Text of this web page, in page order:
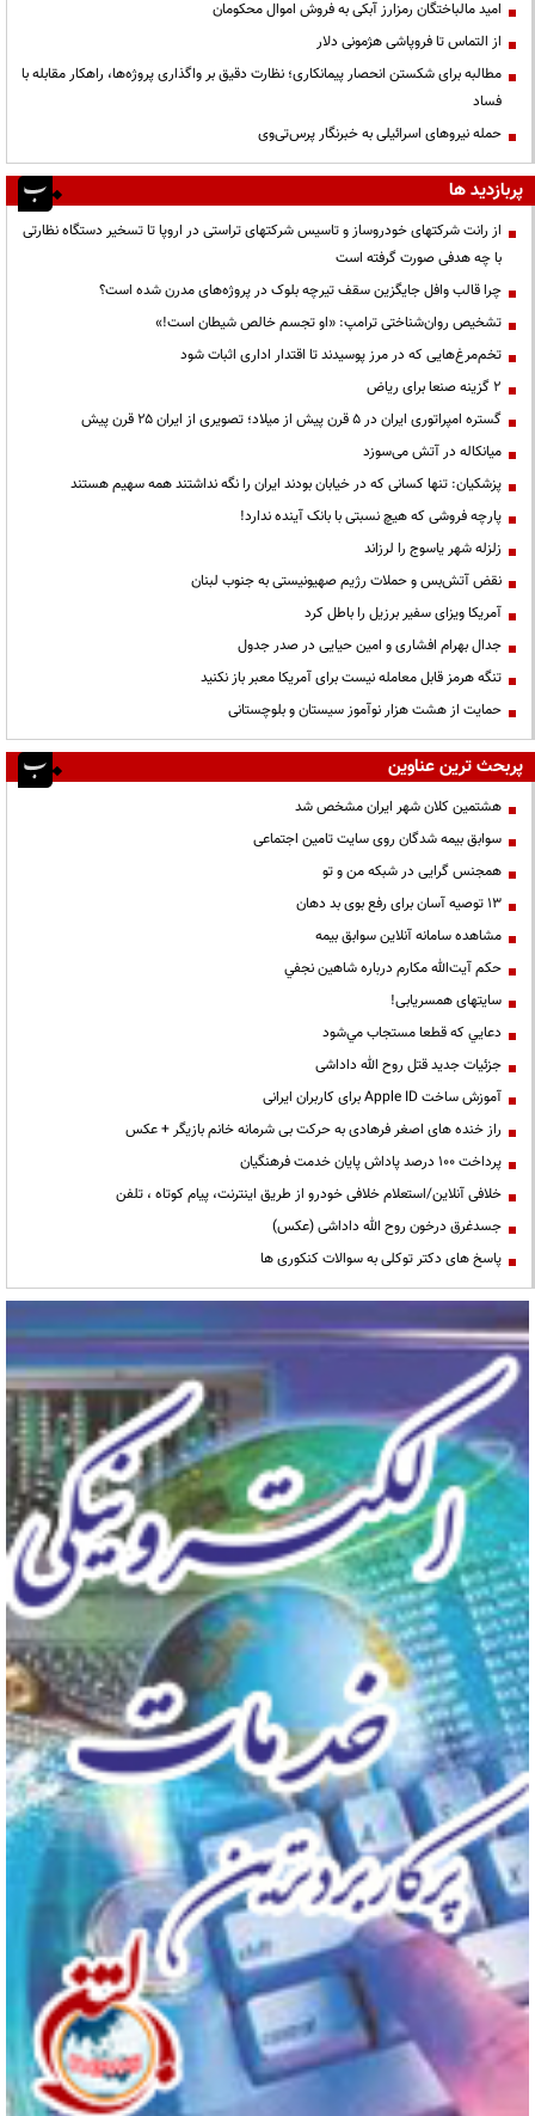
امید مالباختگان رمزارز آبکی به فروش اموال محکومان
از التماس تا فروپاشی هژمونی دلار
مطالبه برای شکستن انحصار پیمانکاری؛ نظارت دقیق بر واگذاری پروژه‌ها، راهکار مقابله با
فساد
حمله نیروهای اسرائیلی به خبرنگار پرس‌تی‌وی
پربازدید ها
از رانت‌ شرکتهای خودروساز و تاسیس شرکتهای تراستی در اروپا تا تسخیر دستگاه نظارتی
با چه هدفی صورت گرفته است
چرا قالب وافل جایگزین سقف تیرچه بلوک در پروژه‌های مدرن شده است؟
تشخیص روان‌شناختی ترامپ: «او تجسم خالص شیطان است!»
تخم‌مرغ‌هایی که در مرز پوسیدند تا اقتدار اداری اثبات شود
۲ گزینه صنعا برای ریاض
گستره امپراتوری ایران در ۵ قرن پیش از میلاد؛ تصویری از ایران ۲۵ قرن پیش
میانکاله در آتش می‌سوزد
پزشکیان: تنها کسانی که در خیابان بودند ایران را نگه نداشتند همه سهیم هستند
پارچه فروشی که هیچ نسبتی با بانک آینده ندارد!
زلزله شهر یاسوج را لرزاند
نقض آتش‌بس و حملات رژیم صهیونیستی به جنوب لبنان
آمریکا ویزای سفیر برزیل را باطل کرد
جدال بهرام افشاری و امین حیایی در صدر جدول
تنگه هرمز قابل معامله نیست برای آمریکا معبر باز نکنید
حمایت از هشت هزار نوآموز سیستان و بلوچستانی
پربحث ترین عناوین
هشتمین کلان شهر ایران مشخص شد
سوابق بیمه شدگان روی سایت تامین اجتماعی
همجنس گرایی در شبکه من و تو
13 توصیه آسان برای رفع بوی بد دهان
مشاهده سامانه آنلاين سوابق بیمه
حكم آيت‌الله مكارم درباره شاهين نجفي
سایتهای همسریابی!
دعايي كه قطعا مستجاب مي‌شود
جزئیات جدید قتل روح الله داداشی
آموزش ساخت Apple ID برای کاربران ایرانی
راز خنده های اصغر فرهادی به حرکت بی شرمانه خانم بازیگر + عکس
پرداخت ۱۰۰ درصد پاداش پایان خدمت فرهنگیان
خلافی آنلاین/استعلام خلافی خودرو از طریق اینترنت، پیام کوتاه ، تلفن
جسدغرق درخون روح الله داداشی (عکس)
پاسخ های دکتر توکلی به سوالات کنکوری ها